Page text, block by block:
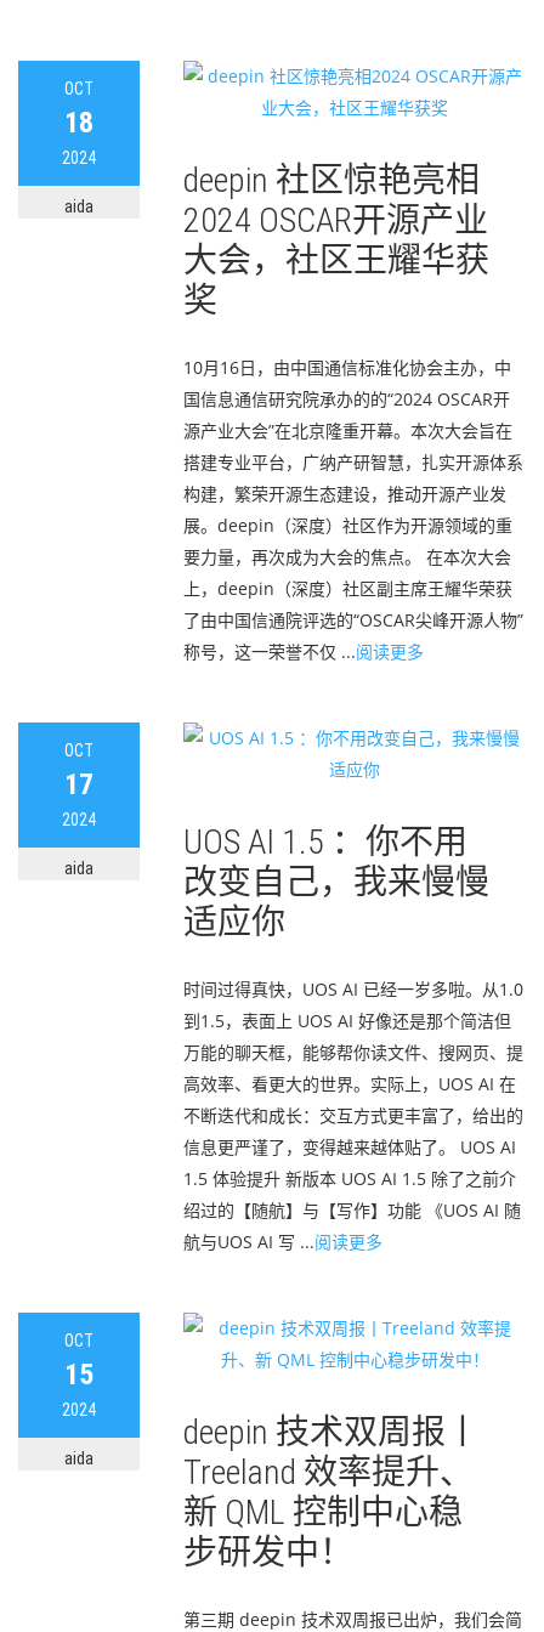
OCT
18
2024
aida
deepin 社区惊艳亮相
2024 OSCAR开源产业
大会，社区王耀华获
奖
10月16日，由中国通信标准化协会主办，中
国信息通信研究院承办的的“2024 OSCAR开
源产业大会”在北京隆重开幕。本次大会旨在
搭建专业平台，广纳产研智慧，扎实开源体系
构建，繁荣开源生态建设，推动开源产业发
展。deepin（深度）社区作为开源领域的重
要力量，再次成为大会的焦点。 在本次大会
上，deepin（深度）社区副主席王耀华荣获
了由中国信通院评选的“OSCAR尖峰开源人物”
称号，这一荣誉不仅 ...阅读更多
OCT
17
2024
aida
UOS AI 1.5 ：你不用
改变自己，我来慢慢
适应你
时间过得真快，UOS AI 已经一岁多啦。从1.0
到1.5，表面上 UOS AI 好像还是那个简洁但
万能的聊天框，能够帮你读文件、搜网页、提
高效率、看更大的世界。实际上，UOS AI 在
不断迭代和成长：交互方式更丰富了，给出的
信息更严谨了，变得越来越体贴了。 UOS AI
1.5 体验提升 新版本 UOS AI 1.5 除了之前介
绍过的【随航】与【写作】功能 《UOS AI 随
航与UOS AI 写 ...阅读更多
OCT
15
2024
aida
deepin 技术双周报丨
Treeland 效率提升、
新 QML 控制中心稳
步研发中！
第三期 deepin 技术双周报已出炉，我们会简